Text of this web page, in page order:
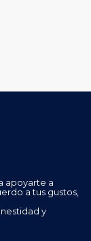
apoyarte a
a tus gustos,
y